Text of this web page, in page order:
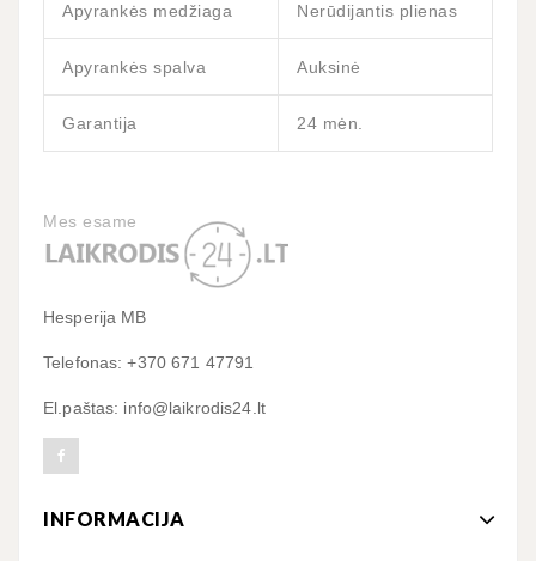
Apyrankės medžiaga Nerūdijantis plienas
Apyrankės spalva Auksinė
Garantija 24 mėn.
Mes esame
Hesperija MB
Telefonas: +370 671 47791
El.paštas: info@laikrodis24.lt
INFORMACIJA